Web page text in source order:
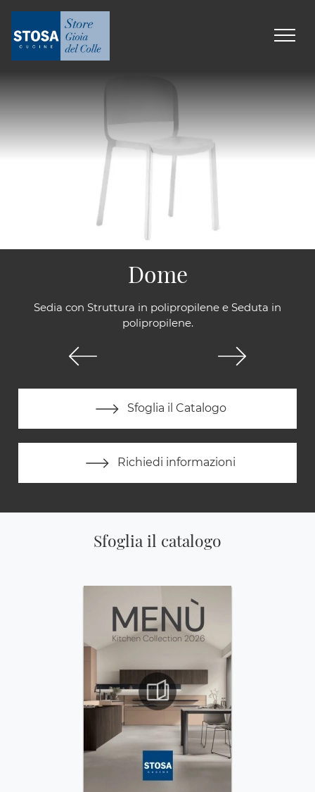
Sedia con Struttura in polipropilene e Seduta in
polipropilene.
Sfoglia il Catalogo
Richiedi informazioni
Dome
Sfoglia il catalogo